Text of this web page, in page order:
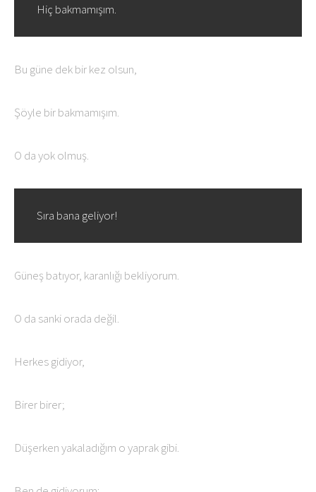
Hiç bakmamışım.
Bu güne dek bir kez olsun,
Şöyle bir bakmamışım.
O da yok olmuş.
Sıra bana geliyor!
Güneş batıyor, karanlığı bekliyorum.
O da sanki orada değil.
Herkes gidiyor,
Birer birer;
Düşerken yakaladığım o yaprak gibi.